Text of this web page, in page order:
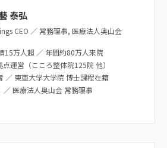
泰弘
CEO ／ 常務理事, 医療法人奥山会
15万人超 ／ 年間約80万人来院
運営（こころ整体院125院 他）
／ 東亜大学大学院 博士課程在籍
／ 医療法人奥山会 常務理事